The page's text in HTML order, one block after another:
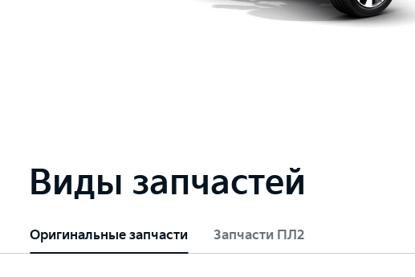
Виды запчастей
Оригинальные запчасти Запчасти ПЛ2